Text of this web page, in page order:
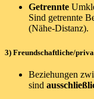
Getrennte
Sind getrennte
(Nähe-Distanz).
3) Freundschaftliche/
Beziehungen
sind